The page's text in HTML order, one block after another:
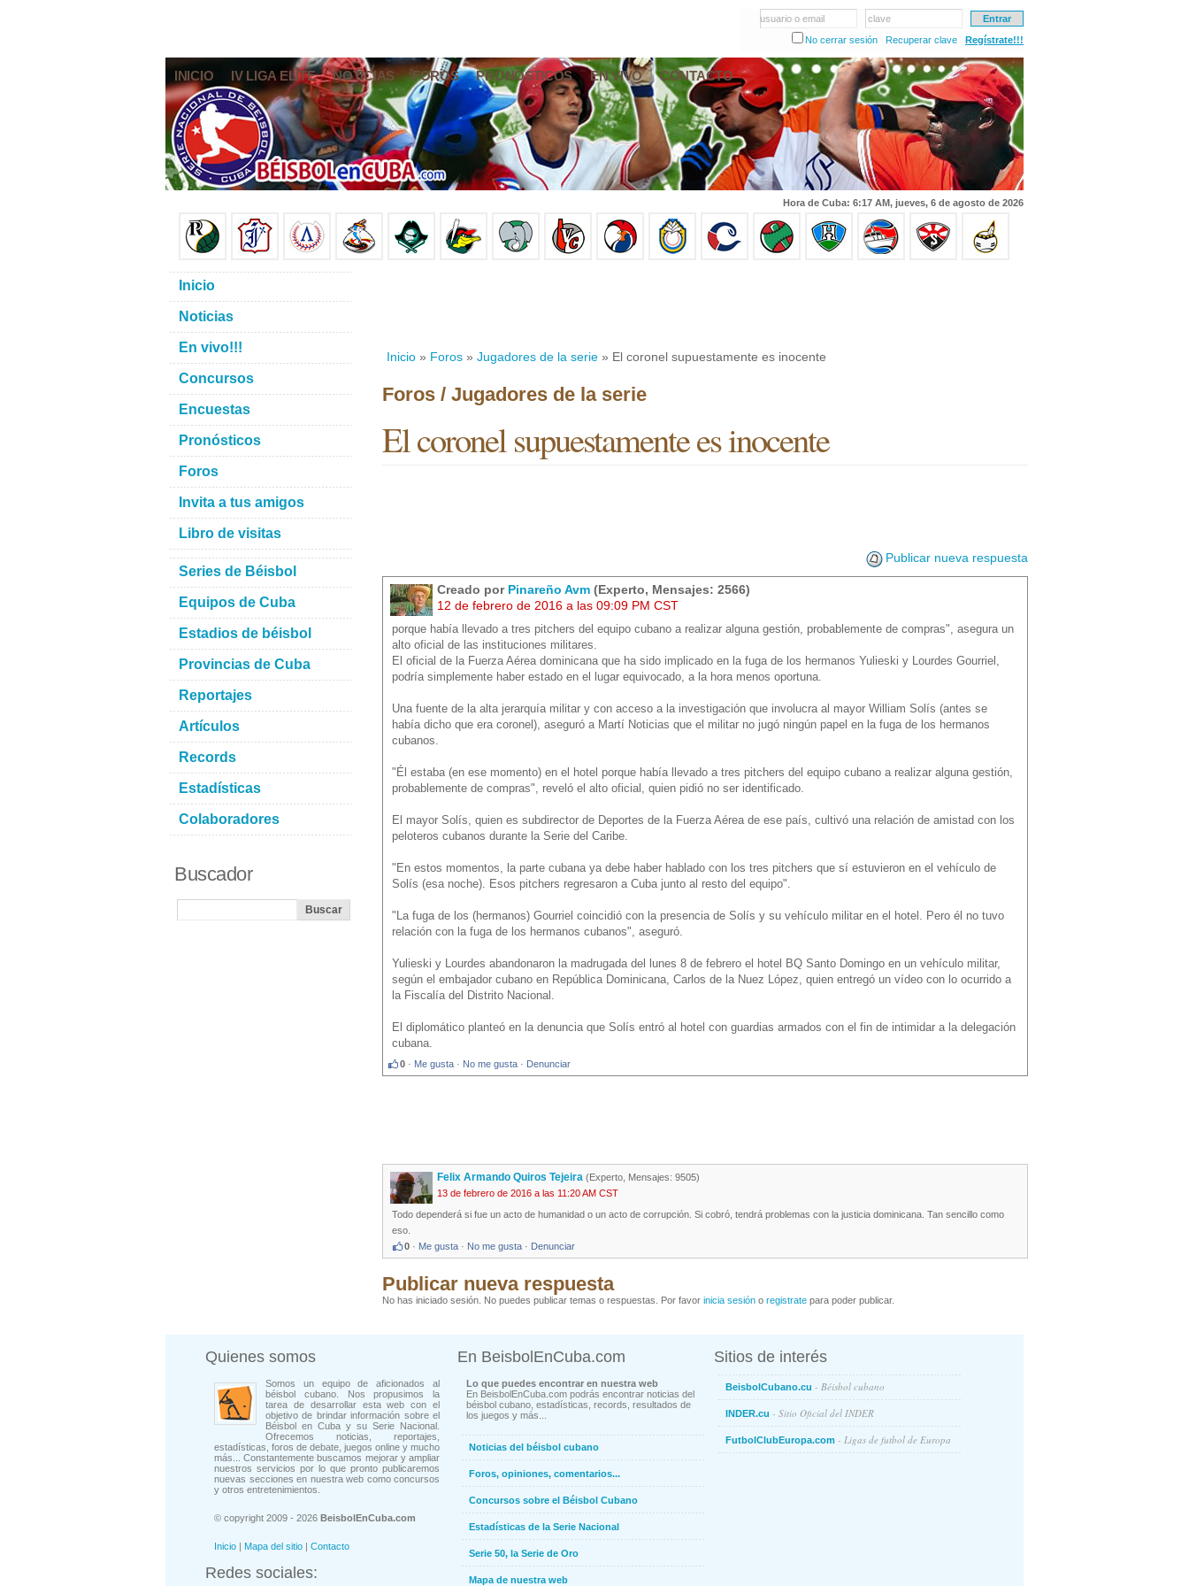
usuario o email
clave
No cerrar sesión
Recuperar clave Regístrate!!!
INICIO IV LIGA ELITE NOTICIAS FOROS PRONÓSTICOS EN VIVO CONTACTO
Hora de Cuba: 6:17 AM, jueves, 6 de agosto de 2026
Inicio » Foros » Jugadores de la serie » El coronel supuestamente es inocente
Foros / Jugadores de la serie
El coronel supuestamente es inocente
Publicar nueva respuesta
Creado por Pinareño Avm (Experto, Mensajes: 2566)
12 de febrero de 2016 a las 09:09 PM CST
porque había llevado a tres pitchers del equipo cubano a realizar alguna gestión, probablemente de compras", asegura un
alto oficial de las instituciones militares.
El oficial de la Fuerza Aérea dominicana que ha sido implicado en la fuga de los hermanos Yulieski y Lourdes Gourriel,
podría simplemente haber estado en el lugar equivocado, a la hora menos oportuna.
Una fuente de la alta jerarquía militar y con acceso a la investigación que involucra al mayor William Solís (antes se
había dicho que era coronel), aseguró a Martí Noticias que el militar no jugó ningún papel en la fuga de los hermanos
cubanos.
"Él estaba (en ese momento) en el hotel porque había llevado a tres pitchers del equipo cubano a realizar alguna gestión,
probablemente de compras", reveló el alto oficial, quien pidió no ser identificado.
El mayor Solís, quien es subdirector de Deportes de la Fuerza Aérea de ese país, cultivó una relación de amistad con los
peloteros cubanos durante la Serie del Caribe.
"En estos momentos, la parte cubana ya debe haber hablado con los tres pitchers que sí estuvieron en el vehículo de
Solís (esa noche). Esos pitchers regresaron a Cuba junto al resto del equipo".
"La fuga de los (hermanos) Gourriel coincidió con la presencia de Solís y su vehículo militar en el hotel. Pero él no tuvo
relación con la fuga de los hermanos cubanos", aseguró.
Yulieski y Lourdes abandonaron la madrugada del lunes 8 de febrero el hotel BQ Santo Domingo en un vehículo militar,
según el embajador cubano en República Dominicana, Carlos de la Nuez López, quien entregó un vídeo con lo ocurrido a
la Fiscalía del Distrito Nacional.
El diplomático planteó en la denuncia que Solís entró al hotel con guardias armados con el fin de intimidar a la delegación
cubana.
0 · Me gusta · No me gusta · Denunciar
Felix Armando Quiros Tejeira (Experto, Mensajes: 9505)
13 de febrero de 2016 a las 11:20 AM CST
Todo dependerá si fue un acto de humanidad o un acto de corrupción. Si cobró, tendrá problemas con la justicia dominicana. Tan sencillo como
eso.
0 · Me gusta · No me gusta · Denunciar
Publicar nueva respuesta
No has iniciado sesión. No puedes publicar temas o respuestas. Por favor inicia sesión o registrate para poder publicar.
Inicio
Noticias
En vivo!!!
Concursos
Encuestas
Pronósticos
Foros
Invita a tus amigos
Libro de visitas
Series de Béisbol
Equipos de Cuba
Estadios de béisbol
Provincias de Cuba
Reportajes
Artículos
Records
Estadísticas
Colaboradores
Buscador
Quienes somos
Somos un equipo de aficionados al
béisbol cubano. Nos propusimos la
tarea de desarrollar esta web con el
objetivo de brindar información sobre el
Béisbol en Cuba y su Serie Nacional.
Ofrecemos noticias, reportajes,
estadísticas, foros de debate, juegos online y mucho
más... Constantemente buscamos mejorar y ampliar
nuestros servicios por lo que pronto publicaremos
nuevas secciones en nuestra web como concursos
y otros entretenimientos.
© copyright 2009 - 2026 BeisbolEnCuba.com
Inicio | Mapa del sitio | Contacto
Redes sociales:
En BeisbolEnCuba.com
Lo que puedes encontrar en nuestra web
En BeisbolEnCuba.com podrás encontrar noticias del
béisbol cubano, estadísticas, records, resultados de
los juegos y más...
Noticias del béisbol cubano
Foros, opiniones, comentarios...
Concursos sobre el Béisbol Cubano
Estadísticas de la Serie Nacional
Serie 50, la Serie de Oro
Mapa de nuestra web
Sitios de interés
BeisbolCubano.cu - Béisbol cubano
INDER.cu - Sitio Oficial del INDER
FutbolClubEuropa.com - Ligas de futbol de Europa